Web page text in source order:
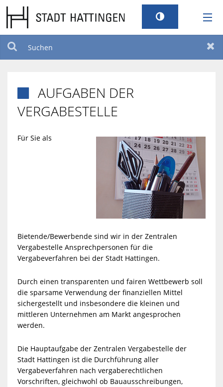
RATHAUS
TOURISMUS
STANDORT
BILDUNG UND KULTUR
BARRIEREFREIHEIT
AUFGABEN DER
VERGABESTELLE
Für Sie als
Bietende/Bewerbende sind wir in der Zentralen
Vergabestelle Ansprechpersonen für die
Vergabeverfahren bei der Stadt Hattingen.
Durch einen transparenten und fairen Wettbewerb soll
die sparsame Verwendung der finanziellen Mittel
sichergestellt und insbesondere die kleinen und
mittleren Unternehmen am Markt angesprochen
werden.
Die Hauptaufgabe der Zentralen Vergabestelle der
Stadt Hattingen ist die Durchführung aller
Vergabeverfahren nach vergaberechtlichen
Vorschriften, gleichwohl ob Bauausschreibungen,